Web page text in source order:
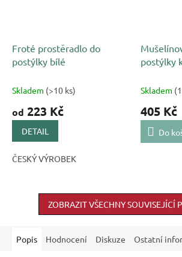
Froté prostěradlo do
postýlky bílé
Skladem (>10 ks)
od 223 Kč
DETAIL
ČESKÝ VÝROBEK
postýlky
Skladem
405 Kč
Do
ZOBRAZIT VŠECHNY SOUVISEJÍCÍ
Popis Hodnocení Diskuze Ostatní